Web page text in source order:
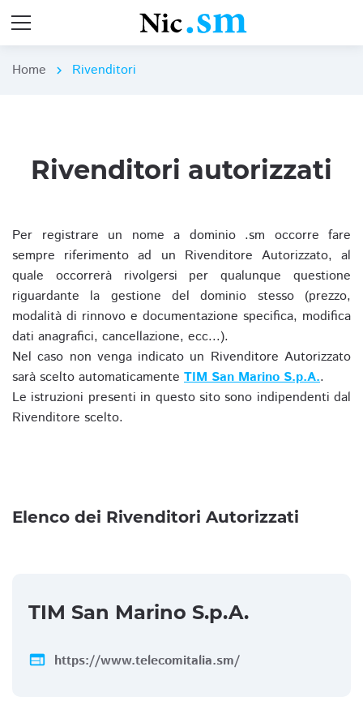
Home chevron_right Rivenditori
Rivenditori autorizzati
Per registrare un nome a dominio .sm occorre fare
sempre riferimento ad un Rivenditore Autorizzato, al
quale occorrerà rivolgersi per qualunque questione
riguardante la gestione del dominio stesso (prezzo,
modalità di rinnovo e documentazione specifica, modifica
dati anagrafici, cancellazione, ecc...).
Nel caso non venga indicato un Rivenditore Autorizzato
sarà scelto automaticamente TIM San Marino S.p.A..
Le istruzioni presenti in questo sito sono indipendenti dal
Rivenditore scelto.
Elenco dei Rivenditori Autorizzati
TIM San Marino S.p.A.
web https://www.telecomitalia.sm/